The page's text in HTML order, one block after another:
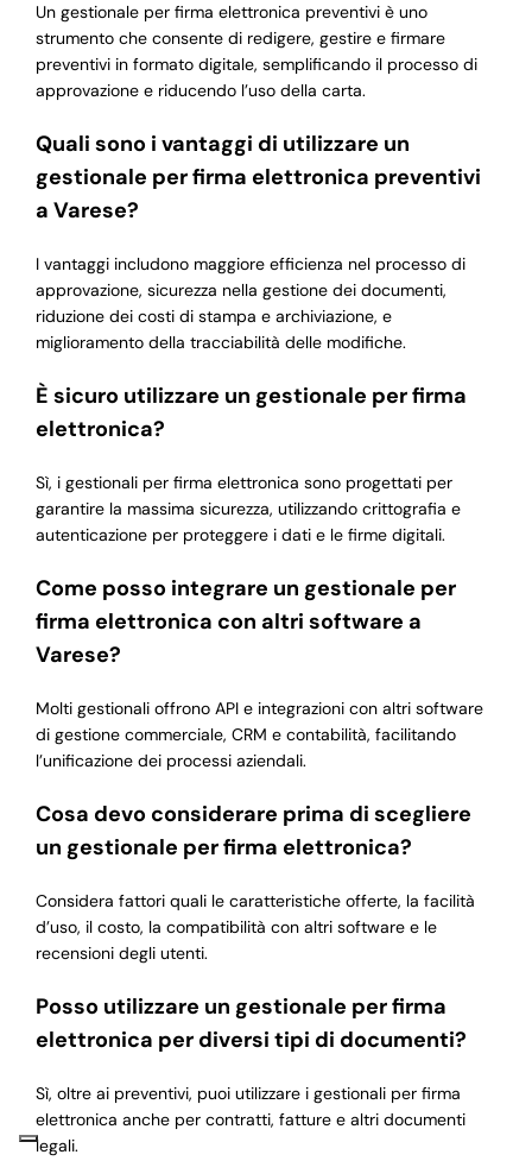
Un gestionale per firma elettronica preventivi è uno
strumento che consente di redigere, gestire e firmare
preventivi in formato digitale, semplificando il processo di
approvazione e riducendo l’uso della carta.
Quali sono i vantaggi di utilizzare un
gestionale per firma elettronica preventivi
a Varese?
I vantaggi includono maggiore efficienza nel processo di
approvazione, sicurezza nella gestione dei documenti,
riduzione dei costi di stampa e archiviazione, e
miglioramento della tracciabilità delle modifiche.
È sicuro utilizzare un gestionale per firma
elettronica?
Sì, i gestionali per firma elettronica sono progettati per
garantire la massima sicurezza, utilizzando crittografia e
autenticazione per proteggere i dati e le firme digitali.
Come posso integrare un gestionale per
firma elettronica con altri software a
Varese?
Molti gestionali offrono API e integrazioni con altri software
di gestione commerciale, CRM e contabilità, facilitando
l’unificazione dei processi aziendali.
Cosa devo considerare prima di scegliere
un gestionale per firma elettronica?
Considera fattori quali le caratteristiche offerte, la facilità
d’uso, il costo, la compatibilità con altri software e le
recensioni degli utenti.
Posso utilizzare un gestionale per firma
elettronica per diversi tipi di documenti?
Sì, oltre ai preventivi, puoi utilizzare i gestionali per firma
elettronica anche per contratti, fatture e altri documenti
legali.